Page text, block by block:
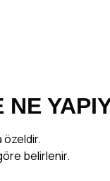
NE
özeldir.
belirlenir.